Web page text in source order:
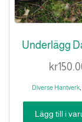
Underlägg
kr
Diverse Hantverk
Lägg till i